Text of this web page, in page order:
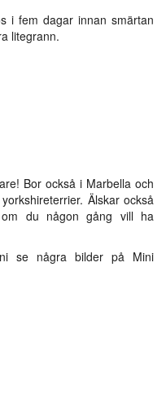
i fem dagar innan smärtan
litegrann.
Bor också i Marbella och
Älskar också
du någon gång vill ha
se några bilder på Mini